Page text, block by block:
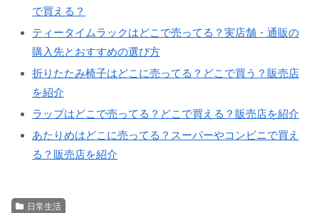
で買える？
ティータイムラックはどこで売ってる？実店舗・通販の
購入先とおすすめの選び方
折りたたみ椅子はどこに売ってる？どこで買う？販売店
を紹介
ラップはどこで売ってる？どこで買える？販売店を紹介
あたりめはどこに売ってる？スーパーやコンビニで買え
る？販売店を紹介
日常生活